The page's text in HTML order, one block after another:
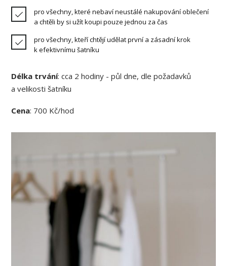
pro všechny, které nebaví neustálé nakupování oblečení
a chtěli by si užít koupi pouze jednou za čas
pro všechny, kteří chtějí udělat první a zásadní krok
k efektivnímu šatníku
Délka trvání: cca 2 hodiny - půl dne, dle požadavků
a velikosti šatníku
Cena: 700 Kč/hod